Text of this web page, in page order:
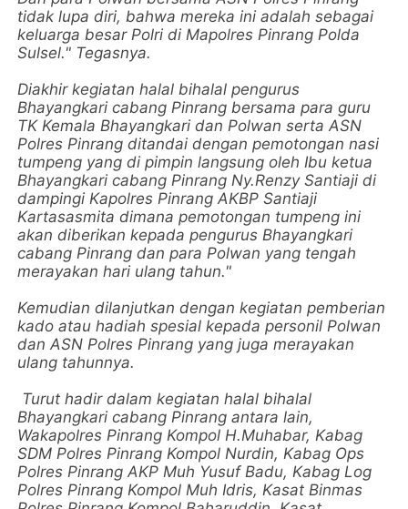
tidak lupa diri, bahwa mereka ini adalah sebagai
keluarga besar Polri di Mapolres Pinrang Polda
Sulsel." Tegasnya.
Diakhir kegiatan halal bihalal pengurus
Bhayangkari cabang Pinrang bersama para guru
TK Kemala Bhayangkari dan Polwan serta ASN
Polres Pinrang ditandai dengan pemotongan nasi
tumpeng yang di pimpin langsung oleh Ibu ketua
Bhayangkari cabang Pinrang Ny.Renzy Santiaji di
dampingi Kapolres Pinrang AKBP Santiaji
Kartasasmita dimana pemotongan tumpeng ini
akan diberikan kepada pengurus Bhayangkari
cabang Pinrang dan para Polwan yang tengah
merayakan hari ulang tahun."
Kemudian dilanjutkan dengan kegiatan pemberian
kado atau hadiah spesial kepada personil Polwan
dan ASN Polres Pinrang yang juga merayakan
ulang tahunnya.
Turut hadir dalam kegiatan halal bihalal
Bhayangkari cabang Pinrang antara lain,
Wakapolres Pinrang Kompol H.Muhabar, Kabag
SDM Polres Pinrang Kompol Nurdin, Kabag Ops
Polres Pinrang AKP Muh Yusuf Badu, Kabag Log
Polres Pinrang Kompol Muh Idris, Kasat Binmas